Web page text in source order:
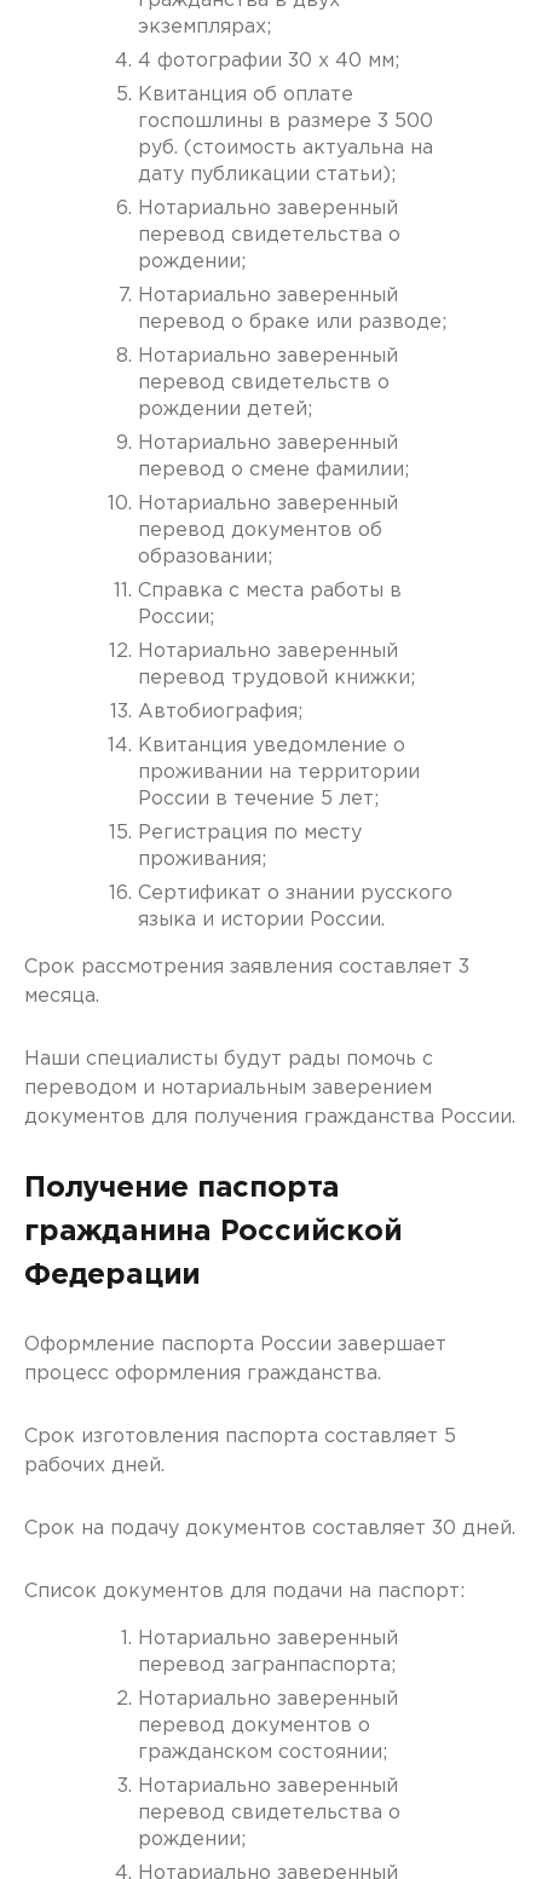
экземплярах;
4 фотографии 30 x 40 мм;
Квитанция об оплате
госпошлины в размере 3 500
руб. (стоимость актуальна на
дату публикации статьи);
Нотариально заверенный
перевод свидетельства о
рождении;
Нотариально заверенный
перевод о браке или разводе;
Нотариально заверенный
перевод свидетельств о
рождении детей;
Нотариально заверенный
перевод о смене фамилии;
Нотариально заверенный
перевод документов об
образовании;
Справка с места работы в
России;
Нотариально заверенный
перевод трудовой книжки;
Автобиография;
Квитанция уведомление о
проживании на территории
России в течение 5 лет;
Регистрация по месту
проживания;
Сертификат о знании русского
языка и истории России.
Срок рассмотрения заявления составляет 3
месяца.
Наши специалисты будут рады помочь с
переводом и нотариальным заверением
документов для получения гражданства России.
Получение паспорта
гражданина Российской
Федерации
Оформление паспорта России завершает
процесс оформления гражданства.
Срок изготовления паспорта составляет 5
рабочих дней.
Срок на подачу документов составляет 30 дней.
Список документов для подачи на паспорт:
Нотариально заверенный
перевод загранпаспорта;
Нотариально заверенный
перевод документов о
гражданском состоянии;
Нотариально заверенный
перевод свидетельства о
рождении;
Нотариально заверенный